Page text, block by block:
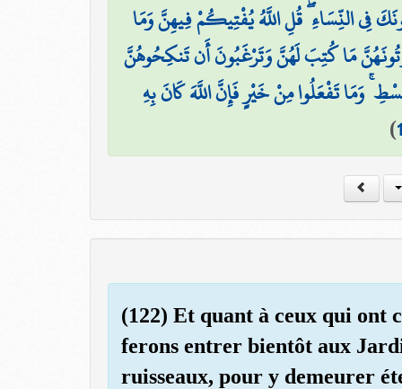
فِي النِّسَاءِ ۖ قُلِ اللَّهُ يُفْتِيكُمْ فِيهِنَّ وَمَا
مَا كُتِبَ لَهُنَّ وَتَرْغَبُونَ أَن تَنكِحُوهُنَّ
وَمَا تَفْعَلُوا مِنْ خَيْرٍ فَإِنَّ اللَّهَ كَانَ بِهِ
)
(122) Et quant à ceux qui ont
ferons entrer bientôt aux
ruisseaux, pour y demeurer